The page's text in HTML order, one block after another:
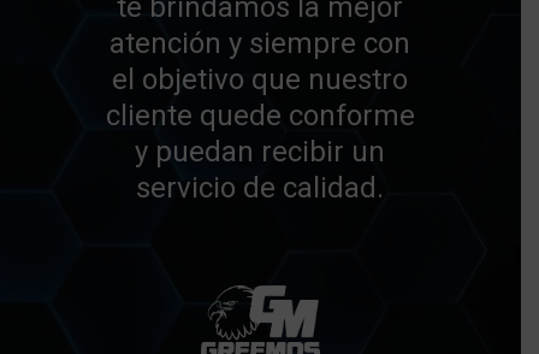
te brindamos la mejor
atención y siempre con
el objetivo que nuestro
cliente quede conforme
y puedan recibir un
servicio de calidad.